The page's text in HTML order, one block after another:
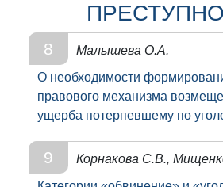
8
Малышева О.А.
О необходимости
правового механизма
ущерба потерпевшему по
9
Корнакова С.В.,